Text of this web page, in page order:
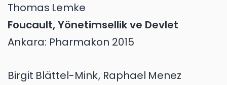
Thomas Lemke
Foucault, Yönetimsellik ve Devlet
Ankara: Pharmakon 2015
Birgit Blättel-Mink, Raphael Menez